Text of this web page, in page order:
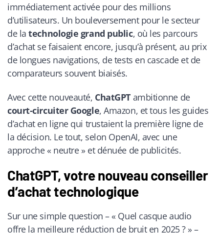
immédiatement activée pour des millions
d’utilisateurs. Un bouleversement pour le secteur
de latechnologie grand public, où les parcours
d’achat se faisaient encore, jusqu’à présent, au prix
de longues navigations, de tests en cascade et de
comparateurs souvent biaisés.
Avec cette nouveauté, ChatGPTambitionne de
court-circuiter Google, Amazon, et tous les guides
d’achat en ligne qui trustaient la première ligne de
la décision. Le tout, selon OpenAI, avec une
approche « neutre » et dénuée de publicités.
ChatGPT, votre nouveau conseiller
d’achat technologique
Sur une simple question – « Quel casque audio
offre la meilleure réduction de bruit en 2025 ? » –